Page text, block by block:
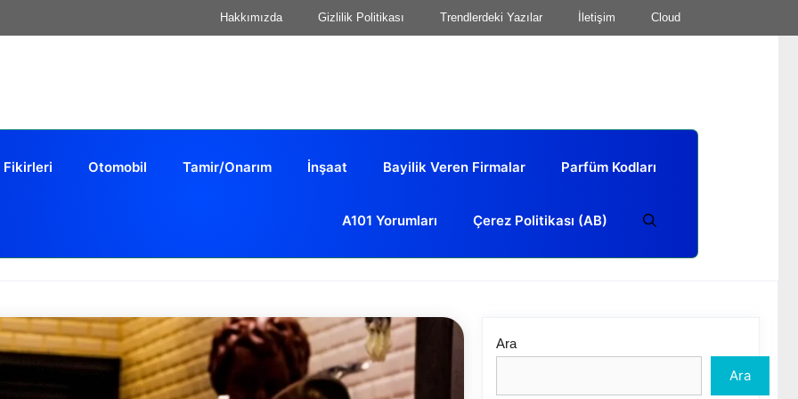
Hakkımızda Gizlilik Politikası Trendlerdeki Yazılar İletişim Cloud
Fikirleri Otomobil Tamir/Onarım İnşaat Bayilik Veren Firmalar Parfüm Kodları
A101 Yorumları Çerez Politikası (AB)
Ara
Ara